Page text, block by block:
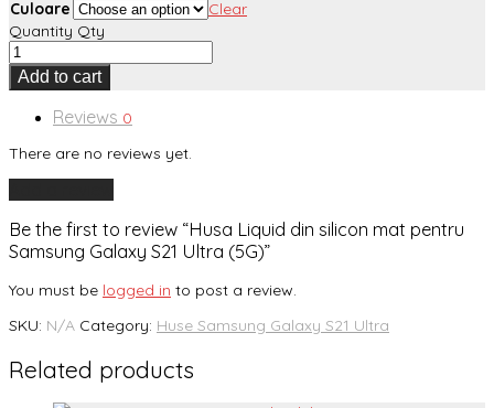
Culoare
Clear
Quantity Qty
Add to cart
Reviews 0
There are no reviews yet.
Be the first to review “Husa Liquid din silicon mat pentru
Samsung Galaxy S21 Ultra (5G)”
You must be logged in to post a review.
SKU: N/A Category: Huse Samsung Galaxy S21 Ultra
Related products